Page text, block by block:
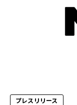
プレスリリース